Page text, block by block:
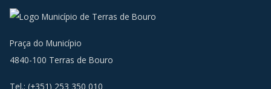
Praça do Município
4840-100 Terras de Bouro
Tel.: (+351) 253 350 010